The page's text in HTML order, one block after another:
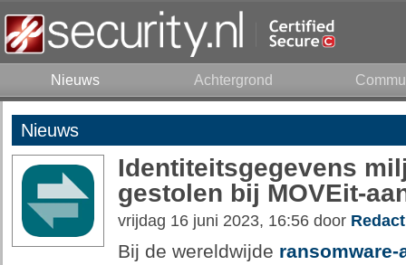
Nieuws Achtergrond
Nieuws
Identiteitsgegevens
gestolen bij MOVEit-
vrijdag 16 juni 2023, 16:56 door
Bij de wereldwijde ransomware-